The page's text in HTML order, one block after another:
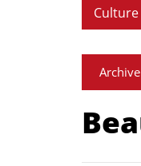
Culture
Archive